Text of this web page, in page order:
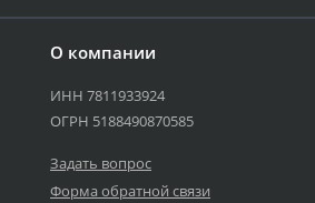
О компании
ИНН 7811933924
ОГРН 5188490870585
Задать вопрос
Форма обратной связи